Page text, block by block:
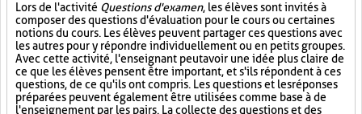
Lors de l'activité Questions d'examen, les élèves sont invités à
composer des questions d'évaluation pour le cours ou certaines
notions du cours. Les élèves peuvent partager ces questions avec
les autres pour y répondre individuellement ou en petits groupes.
Avec cette activité, l'enseignant peut avoir une idée plus claire de
ce que les élèves pensent être important, et s'ils répondent à ces
questions, de ce qu'ils ont compris. Les questions et les réponses
préparées peuvent également être utilisées comme base à de
l'enseignement par les pairs. La collecte des questions et des